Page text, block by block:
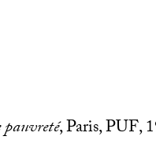
, Paris,PUF,